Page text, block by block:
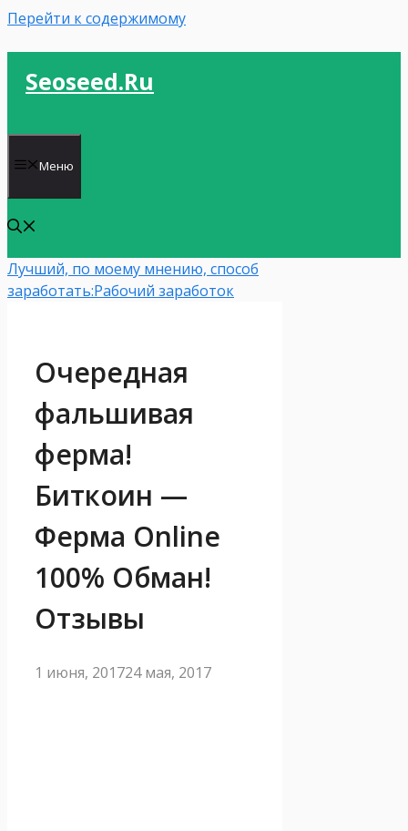
Перейти к содержимому
Seoseed.ru
Меню
Лучший, по моему мнению, способ
заработать:Рабочий заработок
Очередная
фальшивая
ферма!
Биткоин —
Ферма Online
100% Обман!
Отзывы
1 июня, 201724 мая, 2017